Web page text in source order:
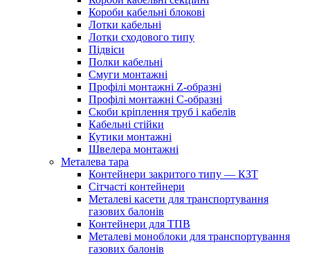
Короби кабельні блокові
Лотки кабельні
Лотки сходового типу
Підвіси
Полки кабельні
Смуги монтажні
Профілі монтажні Z-образні
Профілі монтажні С-образні
Скоби кріплення труб і кабелів
Кабельні стійки
Кутики монтажні
Швелера монтажні
Металева тара
Контейнери закритого типу — КЗТ
Сітчасті контейнери
Металеві касети для транспортування
газових балонів
Контейнери для ТПВ
Металеві моноблоки для транспортування
газових балонів